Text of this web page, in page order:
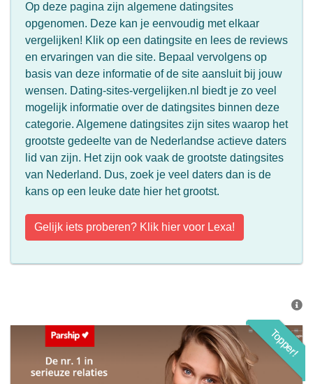
Op deze pagina zijn algemene datingsites
opgenomen. Deze kan je eenvoudig met elkaar
vergelijken! Klik op een datingsite en lees de reviews
en ervaringen van die site. Bepaal vervolgens op
basis van deze informatie of de site aansluit bij jouw
wensen. Dating-sites-vergelijken.nl biedt je zo veel
mogelijk informatie over de datingsites binnen deze
categorie. Algemene datingsites zijn sites waarop het
grootste gedeelte van de Nederlandse actieve daters
lid van zijn. Het zijn ook vaak de grootste datingsites
van Nederland. Dus, zoek je veel daters dan is de
kans op een leuke date hier het grootst.
Gelijk iets proberen? Klik hier voor Lexa!
Topper!